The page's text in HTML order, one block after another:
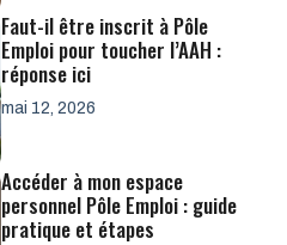
Faut-il être inscrit à Pôle
Emploi pour toucher l’AAH :
réponse ici
mai 12, 2026
Accéder à mon espace
personnel Pôle Emploi : guide
pratique et étapes